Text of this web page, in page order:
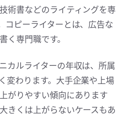
術書などのライティングを専
コピーライターとは、広告な
く専門職です。
カルライターの年収は、所属
変わります。大手企業や上場
がりやすい傾向にあります
きくは上がらないケースもあ